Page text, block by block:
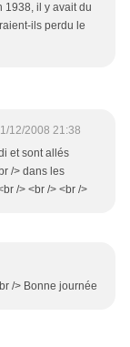
1938, il y avait du
ils perdu le
12/2008 21:38
et sont allés
/> dans les
/> <br /> <br />
/> Bonne journée